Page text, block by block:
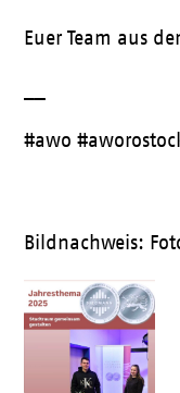
Euer Team aus
#awo
Bildnachweis: